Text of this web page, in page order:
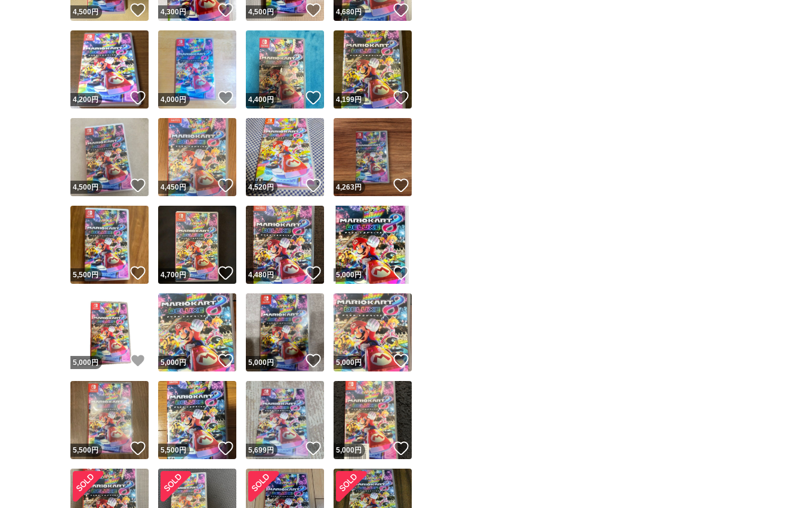
4,500円 いいね！
4,300円 いいね！
4,500円 いいね！
4,680円
4,200円 いいね！
4,000円 いいね！
4,400円 いいね！
4,199円
4,500円 いいね！
4,450円 いいね！
4,520円 いいね！
4,263円 いいね！
5,500円 いいね！
4,700円 いいね！
4,480円 いいね！
5,000円
5,000円 いいね！
5,000円 いいね！
5,000円 いいね！
5,000円
5,500円 いいね！
5,500円 いいね！
5,699円 いいね！
5,000円 いいね！